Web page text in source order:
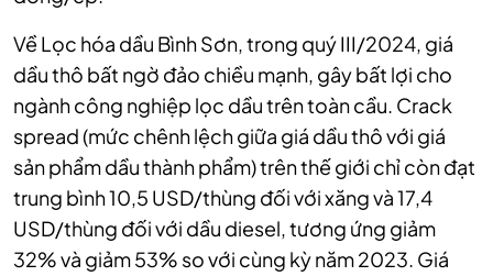
Về Lọc hóa dầu Bình Sơn, trong quý III/2024, giá
dầu thô bất ngờ đảo chiều mạnh, gây bất lợi cho
ngành công nghiệp lọc dầu trên toàn cầu. Crack
spread (mức chênh lệch giữa giá dầu thô với giá
sản phẩm dầu thành phẩm) trên thế giới chỉ còn đạt
trung bình 10,5 USD/thùng đối với xăng và 17,4
USD/thùng đối với dầu diesel, tương ứng giảm
32% và giảm 53% so với cùng kỳ năm 2023. Giá